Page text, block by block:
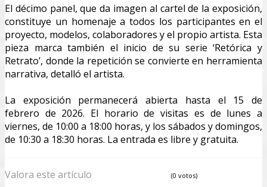
El décimo panel, que da imagen al cartel de la exposición,
constituye un homenaje a todos los participantes en el
proyecto, modelos, colaboradores y el propio artista. Esta
pieza marca también el inicio de su serie ‘Retórica y
Retrato’, donde la repetición se convierte en herramienta
narrativa, detalló el artista.
La exposición permanecerá abierta hasta el 15 de
febrero de 2026. El horario de visitas es de lunes a
viernes, de 10:00 a 18:00 horas, y los sábados y domingos,
de 10:30 a 18:30 horas. La entrada es libre y gratuita.
Valora este artículo (0 votos)